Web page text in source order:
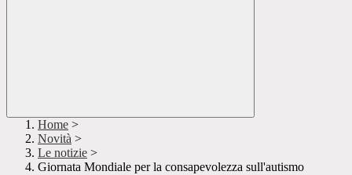
Home >
Novità >
Le notizie >
Giornata Mondiale per la consapevolezza sull'autismo